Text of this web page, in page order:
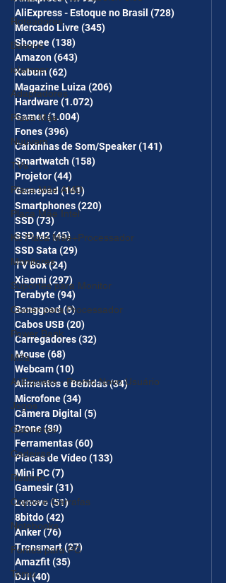
Roteadores
Baseus
iclamper
Adaptadores
Placa Mãe
Nuuvem
TVs
Placa Mãe AMD
Placa Mãe Intel
Kit Placa Mãe+Processador
Monitores
Suportes para Monitor
Cooler para Processador
Power Bank
Mifa
AliExpress - Promo Novo Usuário
Jogos
Gabinetes
Cadeiras
Realme
Copos e Garrafas
Notebooks
Fontes para PC
Temu
CUPONS SÃO VÁLIDOS NO
COMBO
AliExpress - Estoque no Brasil (728)
Mercado Livre(345)
Shopee(138)
Amazon(643)
Kabum(62)
Magazine Luiza (206)
Hardware(1.072)
Gamer(1.004)
Fones(396)
Caixinhas de Som/Speaker(141)
Smartwatch(158)
Projetor(44)
Gamepad(161)
Smartphones(220)
SSD(73)73 posts
SSD M2(45)45 posts
SSD Sata (29)
TV Box(24)
Xiaomi (297) 297 posts
Terabyte(94)
Banggood(6)6 posts
Cabos USB(20)
Carregadores(32)
Mouse(68)
Webcam(10)
Alimentos e Bebidas(34)34 posts
Microfone(34)
Câmera Digital (5)
Drone(80)
Ferramentas(60)
Placas de Vídeo(133)
Mini PC(7)
Gamesir(31)
Lenovo(51)51 posts
8bitdo(42)
Anker(76)
Tronsmart(27)
Amazfit(35)
DJI (40)